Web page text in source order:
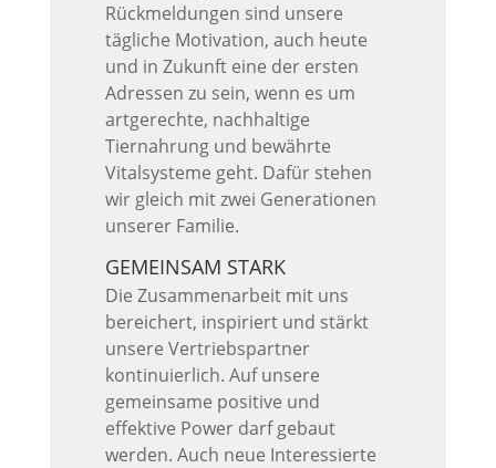
Rückmeldungen sind unsere
tägliche Motivation, auch heute
und in Zukunft eine der ersten
Adressen zu sein, wenn es um
artgerechte, nachhaltige
Tiernahrung und bewährte
Vitalsysteme geht. Dafür stehen
wir gleich mit zwei Generationen
unserer Familie.
GEMEINSAM STARK
Die Zusammenarbeit mit uns
bereichert, inspiriert und stärkt
unsere Vertriebspartner
kontinuierlich. Auf unsere
gemeinsame positive und
effektive Power darf gebaut
werden. Auch neue Interessierte